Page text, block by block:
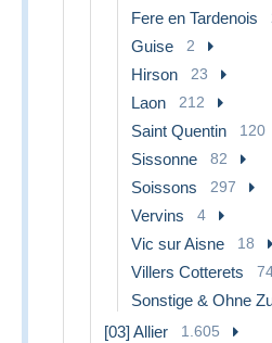
Fere en Tardenois
Guise 2
Hirson 23
Laon 212
Saint Quentin 120
Sissonne 82
Soissons 297
Vervins 4
Vic sur Aisne 18
Villers Cotterets
Sonstige & Ohne
[03] Allier 1.605